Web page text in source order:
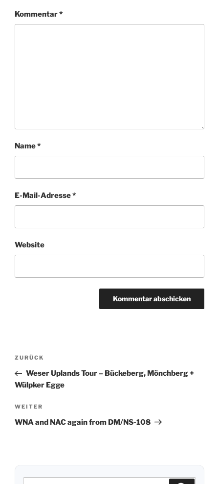
Kommentar*
Name*
E-Mail-Adresse*
Website
Beitragsnavigation
Vorheriger
Beitrag
ZURÜCK
Weser Uplands Tour – Bückeberg, Mönchberg +
Wülpker Egge
Nächster
Beitrag
WEITER
WNA and NAC again from DM/NS-108